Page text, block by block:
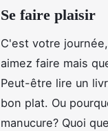
Se faire plaisir
C'est votre
aimez faire mais
Peut-être lire un
bon plat. Ou
manucure? Quoi